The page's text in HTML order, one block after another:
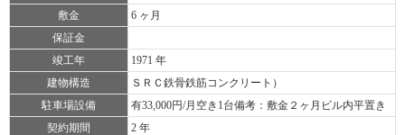
敷金
6 ヶ月
保証金
竣工年
1971 年
建物構造
ＳＲＣ鉄骨鉄筋コンクリート）
駐車場設備
有33,000円/月空き1台備考：敷金２ヶ月ビル内平置き
契約期間
2 年